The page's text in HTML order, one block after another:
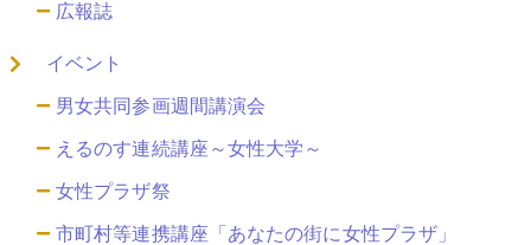
広報誌
イベント
男女共同参画週間講演会
えるのす連続講座～女性大学～
女性プラザ祭
市町村等連携講座「あなたの街に女性プラザ」